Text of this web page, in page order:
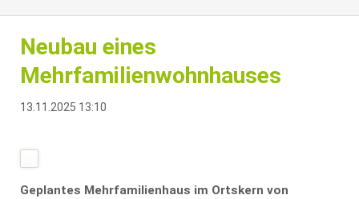
Neubau eines
Mehrfamilienwohnhauses
13.11.2025 13:10
Geplantes Mehrfamilienhaus im Ortskern von